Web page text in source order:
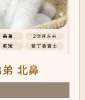
北鼻